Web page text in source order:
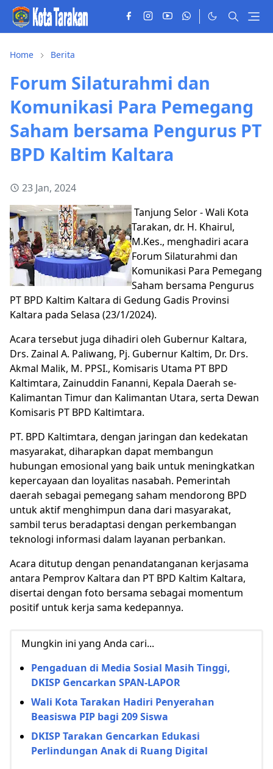
Home Berita
Forum Silaturahmi dan
Komunikasi Para Pemegang
Saham bersama Pengurus PT
BPD Kaltim Kaltara
23 Jan, 2024
Tanjung Selor - Wali Kota
Tarakan, dr. H. Khairul,
M.Kes., menghadiri acara
Forum Silaturahmi dan
Komunikasi Para Pemegang
Saham bersama Pengurus
PT BPD Kaltim Kaltara di Gedung Gadis Provinsi
Kaltara pada Selasa (23/1/2024).
Acara tersebut juga dihadiri oleh Gubernur Kaltara,
Drs. Zainal A. Paliwang, Pj. Gubernur Kaltim, Dr. Drs.
Akmal Malik, M. PPSI., Komisaris Utama PT BPD
Kaltimtara, Zainuddin Fananni, Kepala Daerah se-
Kalimantan Timur dan Kalimantan Utara, serta Dewan
Komisaris PT BPD Kaltimtara.
PT. BPD Kaltimtara, dengan jaringan dan kedekatan
masyarakat, diharapkan dapat membangun
hubungan emosional yang baik untuk meningkatkan
kepercayaan dan loyalitas nasabah. Pemerintah
daerah sebagai pemegang saham mendorong BPD
untuk aktif menghimpun dana dari masyarakat,
sambil terus beradaptasi dengan perkembangan
teknologi informasi dalam layanan perbankan.
Acara ditutup dengan penandatanganan kerjasama
antara Pemprov Kaltara dan PT BPD Kaltim Kaltara,
disertai dengan foto bersama sebagai momentum
positif untuk kerja sama kedepannya.
Mungkin ini yang Anda cari...
Pengaduan di Media Sosial Masih Tinggi,
DKISP Gencarkan SPAN-LAPOR
Wali Kota Tarakan Hadiri Penyerahan
Beasiswa PIP bagi 209 Siswa
DKISP Tarakan Gencarkan Edukasi
Perlindungan Anak di Ruang Digital